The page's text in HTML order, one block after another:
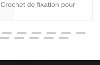
Crochet de fixation pour
crochets de toit